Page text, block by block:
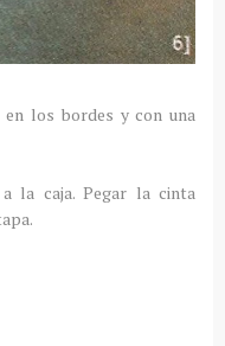
los bordes y con una
la caja. Pegar la cinta